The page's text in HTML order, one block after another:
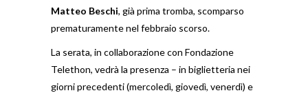
Matteo Beschi, già prima tromba, scomparso
prematuramente nel febbraio scorso.
La serata, in collaborazione con Fondazione
Telethon, vedrà la presenza – in biglietteria nei
giorni precedenti (mercoledì, giovedì, venerdì) e